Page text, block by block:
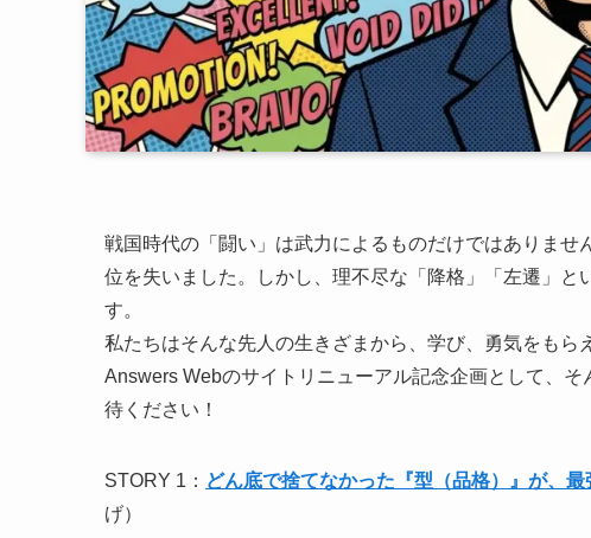
戦国時代の「闘い」は武力によるものだけではありま
位を失いました。しかし、理不尽な「降格」「左遷」と
す。
私たちはそんな先人の生きざまから、学び、勇気をもら
Answers Webのサイトリニューアル記念企画として、
待ください！
STORY 1： どん底で捨てなかった『型（品格）』が、
げ）